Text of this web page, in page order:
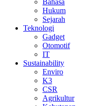
Hukum
Sejarah
Teknologi
Gadget
Otomotif
IT
Sustainability
Enviro
K3
CSR
Agrikultur